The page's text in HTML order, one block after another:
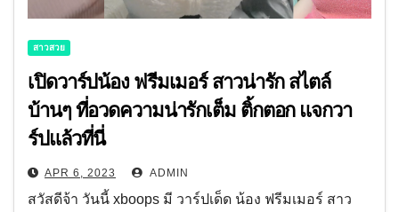
สาวสวย
เปิดวาร์ปน้อง ฟรีมเมอร์ สาวน่ารัก สไตล์
บ้านๆ ที่อวดความน่ารักเต็ม ติ้กตอก แจกวา
ร์ปแล้วที่นี่
APR 6, 2023 ADMIN
สวัสดีจ้า วันนี้ xboops มี วาร์ปเด็ด น้อง ฟรีมเมอร์ สาว